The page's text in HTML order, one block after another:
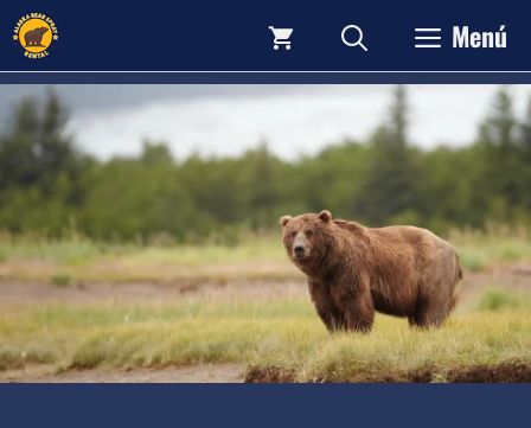
Saltar
contenido
Menú